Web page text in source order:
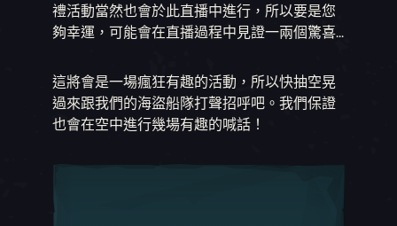
禮活動當然也會於此直播中進行，所以要是您
夠幸運，可能會在直播過程中見證一兩個驚喜...
這將會是一場瘋狂有趣的活動，所以快抽空晃
過來跟我們的海盜船隊打聲招呼吧。我們保證
也會在空中進行幾場有趣的喊話！